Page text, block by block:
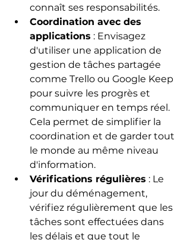
connaît ses responsabilités.
Coordination avec des
applications : Envisagez
d'utiliser une application de
gestion de tâches partagée
comme Trello ou Google Keep
pour suivre les progrès et
communiquer en temps réel.
Cela permet de simplifier la
coordination et de garder tout
le monde au même niveau
d'information.
Vérifications régulières : Le
jour du déménagement,
vérifiez régulièrement que les
tâches sont effectuées dans
les délais et que tout le